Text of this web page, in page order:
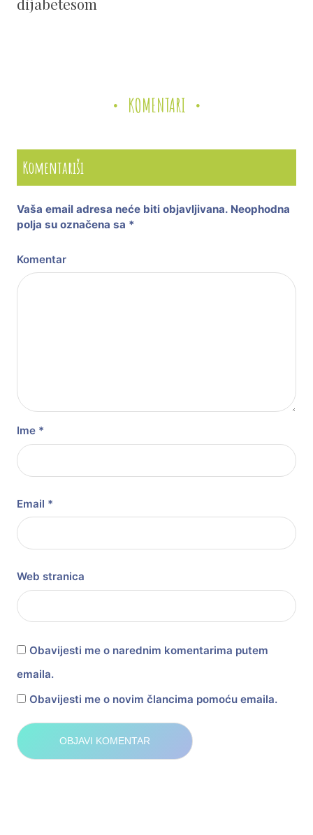
KOMENTARI
Komentariši
Vaša email adresa neće biti objavljivana. Neophodna
polja su označena sa *
Komentar
Ime *
Email *
Web stranica
Obavijesti me o narednim komentarima putem
emaila.
Obavijesti me o novim člancima pomoću emaila.